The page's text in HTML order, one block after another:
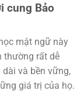
cung Bảo
mật ngữ này
thường rất dễ
và bền vững,
giá trị của họ.